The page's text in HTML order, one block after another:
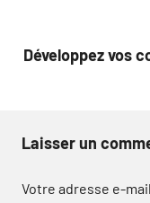
Développez vos
Laisser un
Votre adresse e-